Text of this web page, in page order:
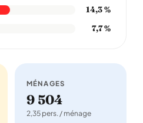
14,3 %
7,7 %
MÉNAGES
9 504
2,35 pers. / ménage